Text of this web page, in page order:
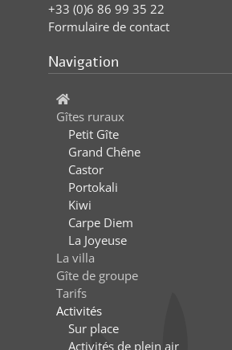
+33 (0)6 86 99 35 22
Formulaire de contact
Navigation
Gîtes ruraux
Petit Gîte
Grand Chêne
Castor
Portokali
Kiwi
Carpe Diem
La Joyeuse
La villa
Gîte de groupe
Tarifs
Activités
Sur place
Activités de plein air